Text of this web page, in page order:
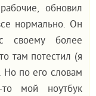
обновил
нормально. Он
своему более
там потестил (я
Но по его словам
то мой ноутбук